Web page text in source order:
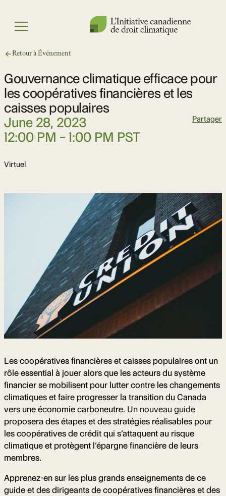
content
Menu
Retour à Événement
Gouvernance climatique efficace pour
les coopératives financières et les
caisses populaires
Date
June 28, 2023
Time
12:00 PM – 1:00 PM PST
Virtuel
Partager
Les coopératives financières et caisses populaires ont un
rôle essential à jouer alors que les acteurs du système
financier se mobilisent pour lutter contre les changements
climatiques et faire progresser la transition du Canada
vers une économie carboneutre. Un nouveau guide
proposera des étapes et des stratégies réalisables pour
les coopératives de crédit qui s’attaquent au risque
climatique et protègent l’épargne financière de leurs
membres.
Apprenez-en sur les plus grands enseignements de ce
guide et des dirigeants de coopératives financières et des